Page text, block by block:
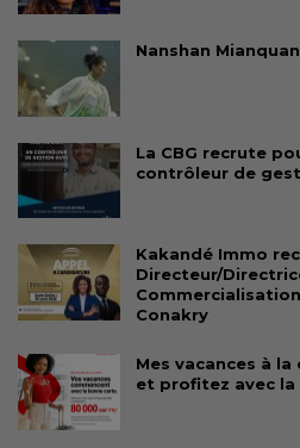
Nanshan
La CBG recrute
contrôleur de
Kakandé Immo
Directeur/
Conakry
Mes vacances à
et profitez avec la